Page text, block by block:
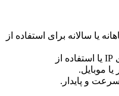
یا سالانه برای استفاده از
هزینه خرید تلفن‌های IP یا استفاده از
موبایل.
و پایدار.